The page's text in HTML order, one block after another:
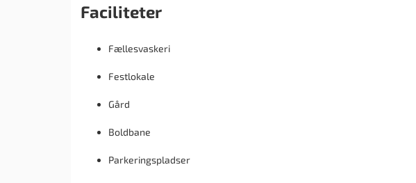
Faciliteter
Fællesvaskeri
Festlokale
Gård
Boldbane
Parkeringspladser